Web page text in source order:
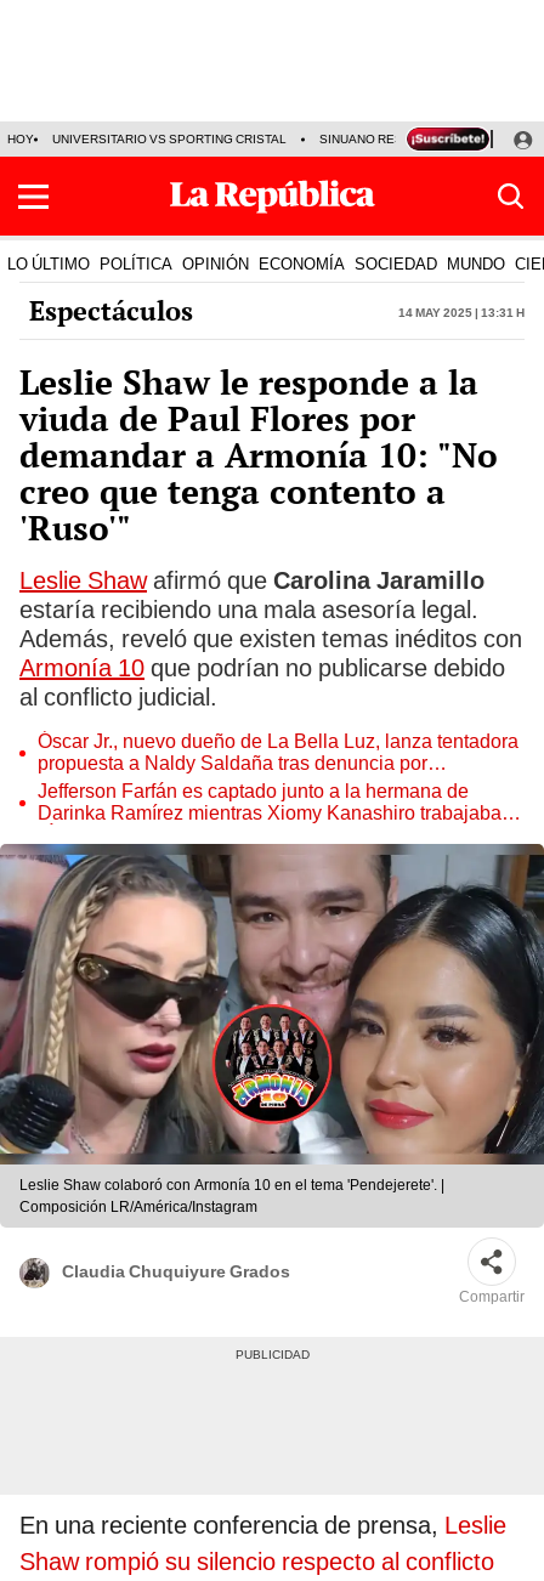
HOY UNIVERSITARIO VS SPORTING CRISTAL SINUANO RESULTADOS HOY
LO ÚLTIMO POLÍTICA OPINIÓN ECONOMÍA SOCIEDAD MUNDO
Espectáculos 14 May 2025 | 13:31 h
Leslie Shaw le responde a la
viuda de Paul Flores por
demandar a Armonía 10: "No
creo que tenga contento a
'Ruso'"
Leslie Shawafirmó que Carolina Jaramillo
estaría recibiendo una mala asesoría legal.
Además, reveló que existen temas inéditos con
Armonía 10 que podrían no publicarse debido
al conflicto judicial.
Óscar Jr., nuevo dueño de La Bella Luz, lanza tentadora
propuesta a Naldy Saldaña tras denuncia por
tocamientos
Jefferson Farfán es captado junto a la hermana de
Darinka Ramírez mientras Xiomy Kanashiro trabajaba:
Leslie Shaw colaboró con Armonía 10 en el tema 'Pendejerete'. |
Composición LR/América/Instagram
Claudia Chuquiyure Grados
Compartir
En una reciente conferencia de prensa, Leslie
Shaw rompió su silencio respecto al conflicto